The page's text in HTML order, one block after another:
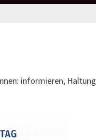
informieren,